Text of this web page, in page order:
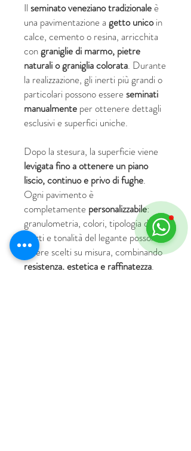
Il seminato venezianotradizionaleè
una pavimentazione a getto unicoin
calce, cemento o resina, arricchita
congraniglie di marmo, pietre
naturali o graniglia colorata. Durante
la realizzazione, gli inerti più grandi o
particolari possono essereseminati
manualmente per ottenere dettagli
esclusivi e superfici uniche.
Dopo la stesura, la superficie viene
levigata fino a ottenere un piano
liscio, continuo e privo di fughe.
Ogni pavimento è
completamente personalizzabile:
granulometria, colori, tipologia degli
inerti e tonalità del legante possono
essere scelti su misura, combinando
resistenza, estetica e raffinatezza.